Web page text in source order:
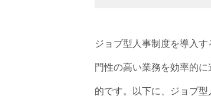
ジョブ型人事制度を導入
門性の高い業務を効率的
的です。以下に、ジョブ型